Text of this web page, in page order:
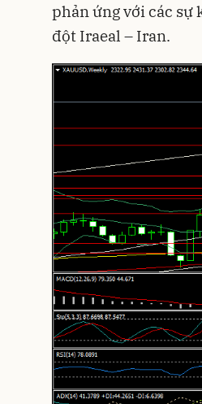
phản ứng với các
đột Iraeal – Iran.